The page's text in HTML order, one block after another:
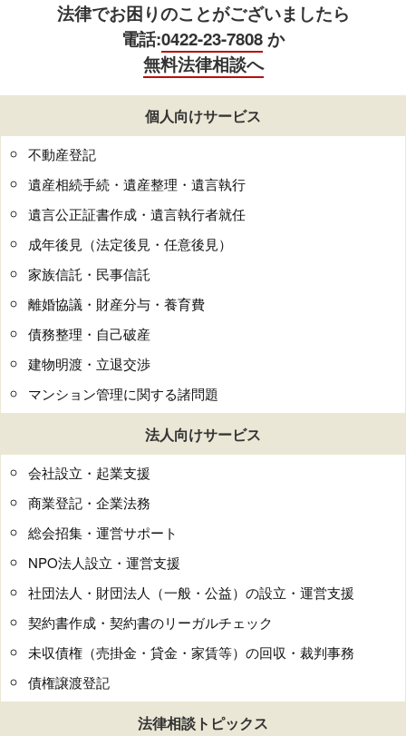
法律でお困りのことがございましたら
電話:0422-23-7808か
無料法律相談へ
個人向けサービス
不動産登記
遺産相続手続・遺産整理・遺言執行
遺言公正証書作成・遺言執行者就任
成年後見（法定後見・任意後見）
家族信託・民事信託
離婚協議・財産分与・養育費
債務整理・自己破産
建物明渡・立退交渉
マンション管理に関する諸問題
法人向けサービス
会社設立・起業支援
商業登記・企業法務
総会招集・運営サポート
NPO法人設立・運営支援
社団法人・財団法人（一般・公益）の設立・運営支援
契約書作成・契約書のリーガルチェック
未収債権（売掛金・貸金・家賃等）の回収・裁判事務
債権譲渡登記
法律相談トピックス